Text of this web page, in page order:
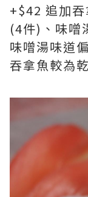
+$42 追加
(4件)、味噌
味噌湯味道
吞拿魚較為